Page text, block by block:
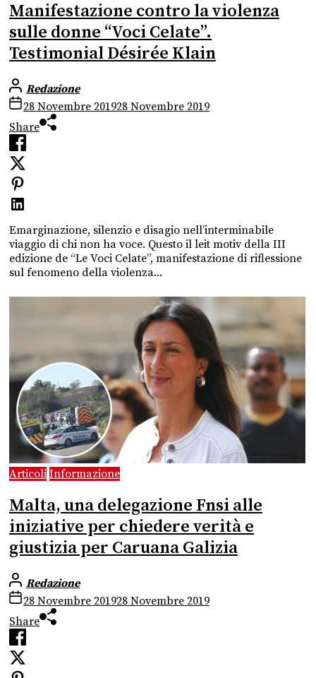
Manifestazione contro la violenza
sulle donne “Voci Celate”.
Testimonial Désirée Klain
Redazione
28 Novembre 201928 Novembre 2019
Share
Emarginazione, silenzio e disagio nell’interminabile
viaggio di chi non ha voce. Questo il leit motiv della III
edizione de “Le Voci Celate”, manifestazione di riflessione
sul fenomeno della violenza...
Articoli Informazione
Malta, una delegazione Fnsi alle
iniziative per chiedere verità e
giustizia per Caruana Galizia
Redazione
28 Novembre 201928 Novembre 2019
Share